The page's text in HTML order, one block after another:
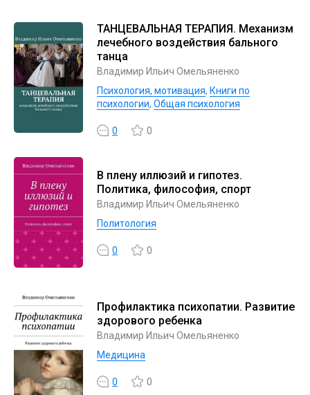
ТАНЦЕВАЛЬНАЯ ТЕРАПИЯ. Механизм
лечебного воздействия бального
танца
Владимир Ильич Омельяненко
Психология, мотивация, Книги по
психологии, Общая психология
0 0
В плену иллюзий и гипотез.
Политика, философия, спорт
Владимир Ильич Омельяненко
Политология
0 0
Профилактика психопатии. Развитие
здорового ребенка
Владимир Ильич Омельяненко
Медицина
0 0